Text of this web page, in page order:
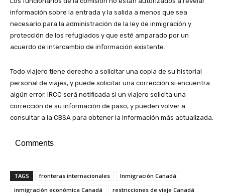
información sobre la entrada y la salida a menos que sea
necesario para la administración de la ley de inmigración y
protección de los refugiados y que esté amparado por un
acuerdo de intercambio de información existente.
Todo viajero tiene derecho a solicitar una copia de su historial
personal de viajes, y puede solicitar una corrección si encuentra
algún error. IRCC será notificada si un viajero solicita una
corrección de su información de paso, y pueden volver a
consultar a la CBSA para obtener la información más actualizada.
Comments
TAGS fronteras internacionales
Inmigración Canadá
inmigración económica Canadá
restricciones de viaje Canadá